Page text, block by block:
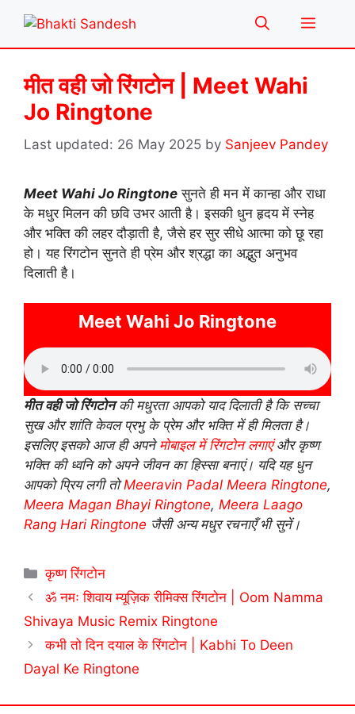
content
Menu
मीत वही जो रिंगटोन | Meet Wahi
Jo Ringtone
26 May 2025 by Sanjeev Pandey
Meet Wahi Jo Ringtone सुनते ही मन में कान्हा और राधा
के मधुर मिलन की छवि उभर आती है। इसकी धुन हृदय में स्नेह
और भक्ति की लहर दौड़ाती है, जैसे हर सुर सीधे आत्मा को छू रहा
हो। यह रिंगटोन सुनते ही प्रेम और श्रद्धा का अद्भुत अनुभव
दिलाती है।
Meet Wahi Jo Ringtone
मीत वही जो रिंगटोनकी मधुरता आपको याद दिलाती है कि सच्चा
सुख और शांति केवल प्रभु के प्रेम और भक्ति में ही मिलता है।
इसलिए इसको आज ही अपनेमोबाइल में रिंगटोन लगाएंऔर कृष्ण
भक्ति की ध्वनि को अपने जीवन का हिस्सा बनाएं। यदि यह धुन
आपको प्रिय लगी तोMeeravin Padal Meera Ringtone,
Meera Magan Bhayi Ringtone, Meera Laago
Rang Hari Ringtone जैसी अन्य मधुर रचनाएँ भी सुनें।
Categories
कृष्ण रिंगटोन
ॐ नमः शिवाय म्यूज़िक रीमिक्स रिंगटोन | Oom Namma
Shivaya Music Remix Ringtone
कभी तो दिन दयाल के रिंगटोन | Kabhi To Deen
Dayal Ke Ringtone